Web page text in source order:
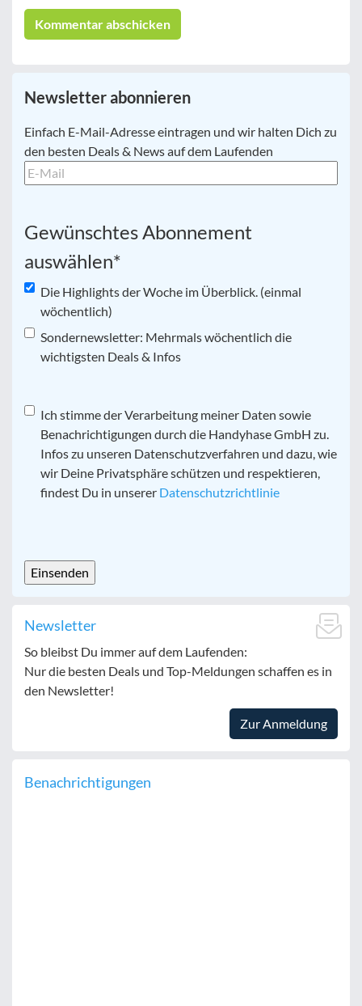
Newsletter abonnieren
E-
Mail *
Einfach E-Mail-Adresse eintragen und wir halten Dich zu
den besten Deals & News auf dem Laufenden
Gewünschtes Abonnement
auswählen*
Die Highlights der Woche im Überblick. (einmal
wöchentlich)
Sondernewsletter: Mehrmals wöchentlich die
wichtigsten Deals & Infos
Datenschutz*
Ich stimme der Verarbeitung meiner Daten sowie
Benachrichtigungen durch die Handyhase GmbH zu.
Infos zu unseren Datenschutzverfahren und dazu, wie
wir Deine Privatsphäre schützen und respektieren,
findest Du in unserer Datenschutzrichtlinie
Newsletter
So bleibst Du immer auf dem Laufenden:
Nur die besten Deals und Top-Meldungen schaffen es in
den Newsletter!
Zur Anmeldung
Benachrichtigungen